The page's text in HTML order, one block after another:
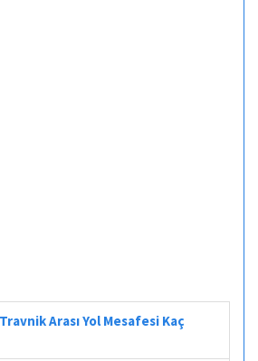
Arası Yol Mesafesi Kaç